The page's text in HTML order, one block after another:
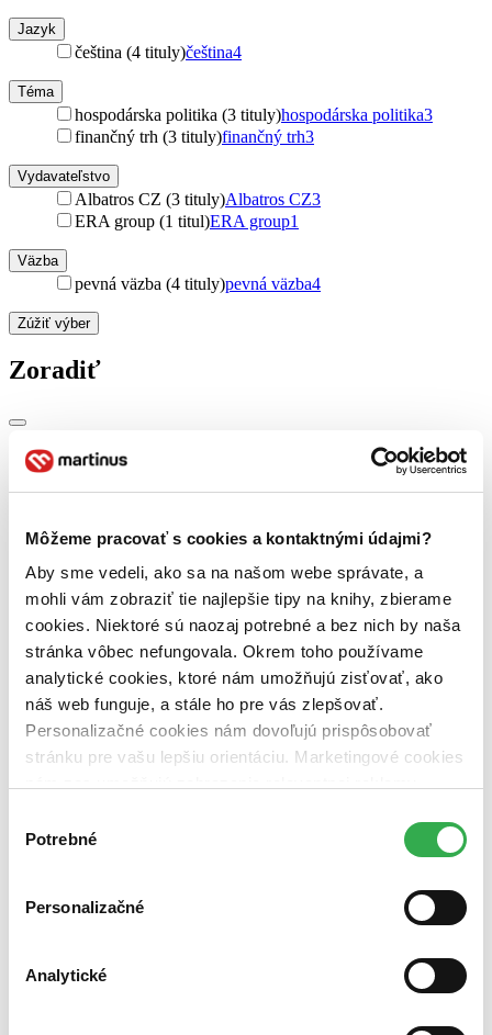
Môžeme pracovať s cookies a kontaktnými údajmi?
Aby sme vedeli, ako sa na našom webe správate, a
mohli vám zobraziť tie najlepšie tipy na knihy, zbierame
cookies. Niektoré sú naozaj potrebné a bez nich by naša
stránka vôbec nefungovala. Okrem toho používame
analytické cookies, ktoré nám umožňujú zisťovať, ako
náš web funguje, a stále ho pre vás zlepšovať.
Personalizačné cookies nám dovoľujú prispôsobovať
stránku pre vašu lepšiu orientáciu. Marketingové cookies
nám pomohlo, keby sme mohli používať všetky tieto
súhlasu
Potrebné
Personalizačné
Analytické
Jazyk
čeština (4 tituly)čeština4
Téma
hospodárska politika (3 tituly)hospodárska politika3
finančný trh (3 tituly)finančný trh3
Vydavateľstvo
Albatros CZ (3 tituly)Albatros CZ3
ERA group (1 titul)ERA group1
Väzba
pevná väzba (4 tituly)pevná väzba4
Zúžiť výber
Zoradiť
Top hodnotené
Najdrahšie
Najlacnejšie
Najvyššia zľava
Peníze do kapsy
CZ
Antonín Odehnal
Jan Havel
Populárně-naučná publikace přináší ucelený přehled o penězích a
dalších platebních prostředcích, měnové politice a bankovních
Čítaná
Rozdiel medzi touto knihou a novou by ste
asi ani nespoznali. Knihu sme označili nálepkou, ktorá môže